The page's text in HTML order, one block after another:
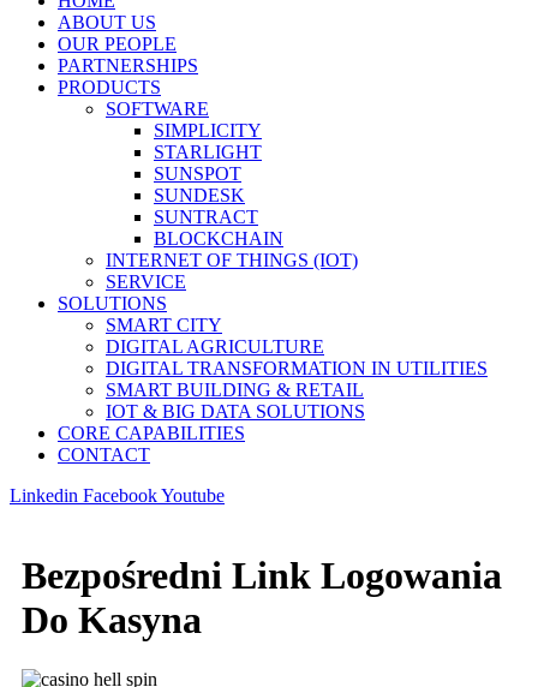
ABOUT US
OUR PEOPLE
PARTNERSHIPS
PRODUCTS
SOFTWARE
SIMPLICITY
STARLIGHT
SUNSPOT
SUNDESK
SUNTRACT
BLOCKCHAIN
INTERNET OF THINGS (IOT)
SERVICE
SOLUTIONS
SMART CITY
DIGITAL AGRICULTURE
DIGITAL TRANSFORMATION IN UTILITIES
SMART BUILDING & RETAIL
IOT & BIG DATA SOLUTIONS
CORE CAPABILITIES
CONTACT
Linkedin FacebookYoutube
Bezpośredni Link Logowania
Do Kasyna